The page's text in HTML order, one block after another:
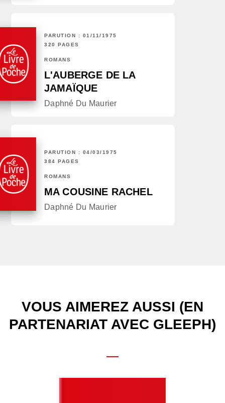
PARUTION : 01/11/1975
320 PAGES
ROMANS
L'AUBERGE DE LA
JAMAÏQUE
Daphné Du Maurier
PARUTION : 04/03/1975
384 PAGES
ROMANS
MA COUSINE RACHEL
Daphné Du Maurier
VOUS AIMEREZ AUSSI (EN
PARTENARIAT AVEC GLEEPH)